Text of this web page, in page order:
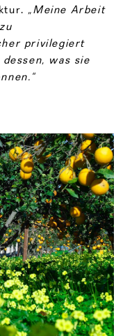
„Meine Arbeit
privilegiert
was sie